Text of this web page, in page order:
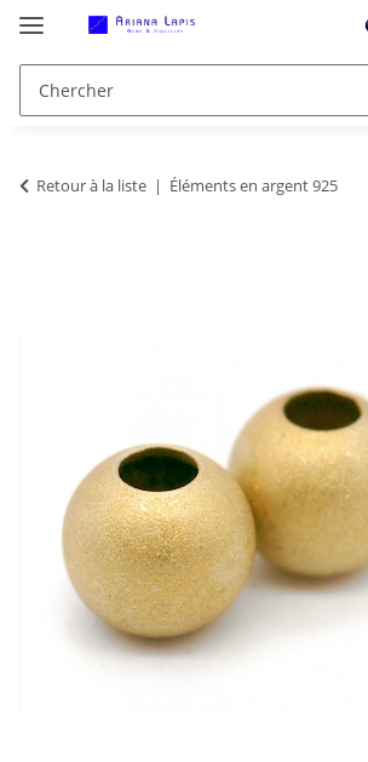
Retour à la liste Éléments en argent 925